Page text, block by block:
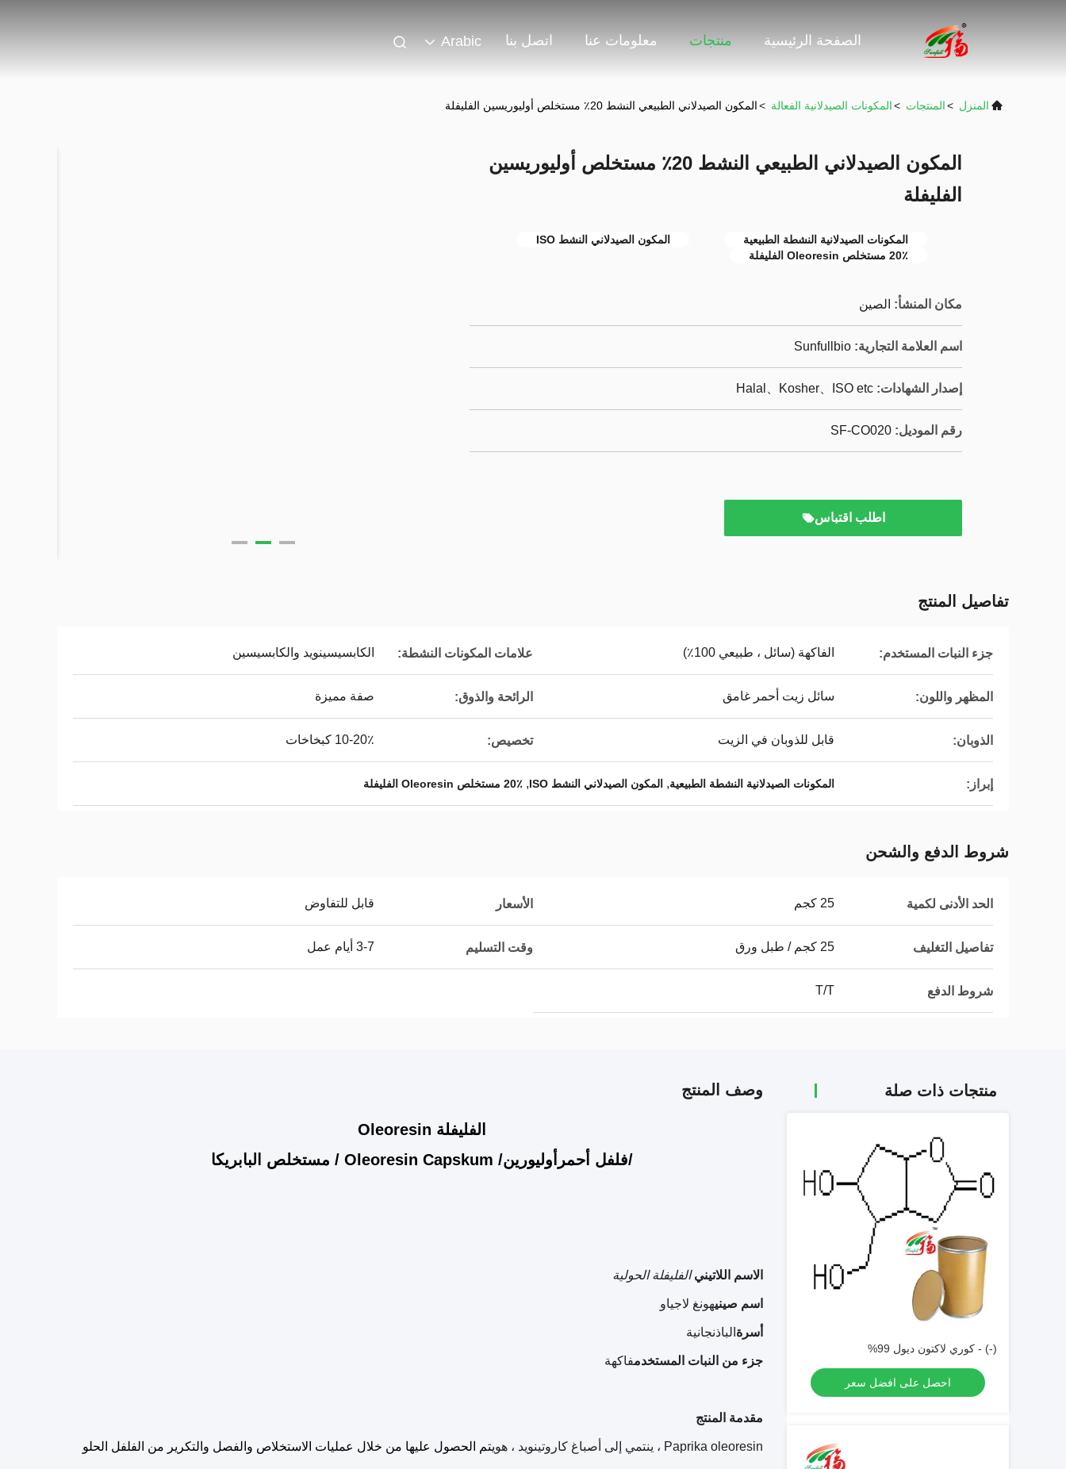
الصفحة الرئيسية منتجات معلومات عنا اتصل بنا Arabic
المنزل >المنتجات >المكونات الصيدلانية الفعالة >المكون الصيدلاني الطبيعي النشط 20٪ مستخلص أوليوريسين الفليفلة
المكون الصيدلاني الطبيعي النشط 20٪ مستخلص أوليوريسين
الفليفلة
المكونات الصيدلانية النشطة الطبيعية
المكون الصيدلاني النشط ISO
20٪ مستخلص Oleoresin الفليفلة
مكان المنشأ: الصين
اسم العلامة التجارية: Sunfullbio
إصدار الشهادات: Halal、Kosher、ISO etc
رقم الموديل: SF-CO020
اطلب اقتباس
تفاصيل المنتج
جزء النبات المستخدم: الفاكهة (سائل ، طبيعي 100٪) علامات المكونات النشطة: الكابسيسينويد والكابسيسين
المظهر واللون: سائل زيت أحمر غامق الرائحة والذوق: صفة مميزة
الذوبان: قابل للذوبان في الزيت تخصيص: 10-20٪ كبخاخات
إبراز: المكونات الصيدلانية النشطة الطبيعية, المكون الصيدلاني النشط ISO , 20٪ مستخلص Oleoresin الفليفلة
شروط الدفع والشحن
الحد الأدنى لكمية 25 كجم الأسعار قابل للتفاوض
تفاصيل التغليف 25 كجم / طبل ورق وقت التسليم 3-7 أيام عمل
شروط الدفع T/T
منتجات ذات صلة
(-) - كوري لاكتون ديول 99%
احصل على افضل سعر
وصف المنتج
الفليفلة Oleoresin
/فلفل أحمر أوليورين/ Oleoresin Capskum / مستخلص البابريكا
الاسم اللاتيني الفليفلة الحولية
اسم صينيهونغ لاجياو
أسرة الباذنجانية
جزء من النبات المستخدمفاكهة
مقدمة المنتج
Paprika oleoresin ، ينتمي إلى أصباغ كاروتينويد ، هو يتم الحصول عليها من خلال عمليات الاستخلاص والفصل والتكرير من الفلفل الحلو